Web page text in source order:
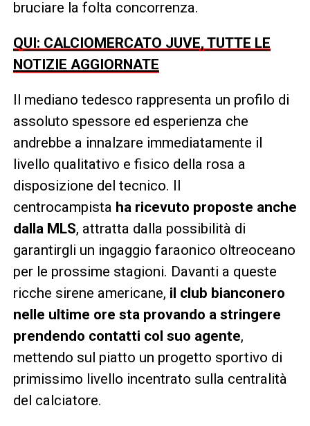
bruciare la folta concorrenza.
QUI: CALCIOMERCATO JUVE, TUTTE LE
NOTIZIE AGGIORNATE
Il mediano tedesco rappresenta un profilo di
assoluto spessore ed esperienza che
andrebbe a innalzare immediatamente il
livello qualitativo e fisico della rosa a
disposizione del tecnico. Il
centrocampista ha ricevuto proposte anche
dalla MLS, attratta dalla possibilità di
garantirgli un ingaggio faraonico oltreoceano
per le prossime stagioni. Davanti a queste
ricche sirene americane, il club bianconero
nelle ultime ore sta provando a stringere
prendendo contatti col suo agente,
mettendo sul piatto un progetto sportivo di
primissimo livello incentrato sulla centralità
del calciatore.